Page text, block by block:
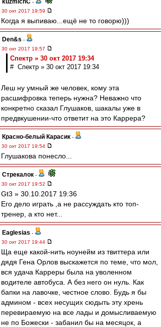
kuzmichC -
30 окт 2017 19:59
Когда я выпиваю...ещё не то говорю)))
Den&s -
30 окт 2017 19:57
Спектр » 30 окт 2017 19:34
# Спектр » 30 окт 2017 19:34
Леш ну умный же человек, кому эта
расшифровка теперь нужна? Неважно что
конкретно сказал Глушаков, шакалы уже в
предвкушении-что ответит на это Каррера?
Красно-белый Карасик -
30 окт 2017 19:54
Глушакова понесло...
Стрекалок -
30 окт 2017 19:52
Gt3 » 30.10.2017 19:36
Его дело играть ,а не рассуждать кто топ-
тренер, а кто нет...
Eaglesias -
30 окт 2017 19:44
Ща еще какой-нить ноунейм из твиттера или
дядя Гена Орлов выскажется по теме, что мол,
вся удача Карреры была на уволенном
водителе автобуса. А без него он нуль. Как
бапки на лавочке, честное слово. Будь я бы
админом - всех несущих сюдыть эту хрень
перевираемую на все лады и домысливаемую
не по Божески - забанил бы на месяцок, а